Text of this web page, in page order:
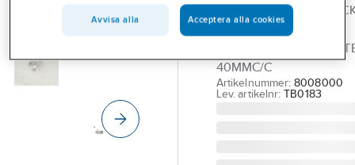
DESIGN4BATH
TAPPKRAN/
40MMC/C
Artikelnummer: 8008000
Lev. artikelnr: TB0183
Avvisa alla Acceptera alla cookies